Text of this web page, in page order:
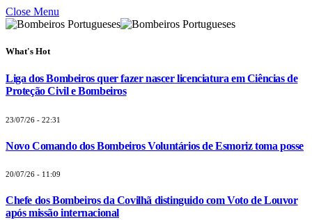
Close Menu
What's Hot
Liga dos Bombeiros quer fazer nascer licenciatura em Ciências de
Proteção Civil e Bombeiros
23/07/26 - 22:31
Novo Comando dos Bombeiros Voluntários de Esmoriz toma posse
20/07/26 - 11:09
Chefe dos Bombeiros da Covilhã distinguido com Voto de Louvor
após missão internacional